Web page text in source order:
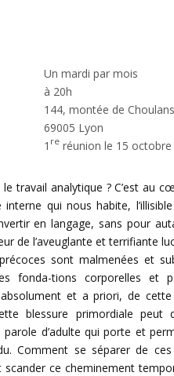
Un mardi par mois
à 20h
144, montée de Choulans
69005 Lyon
1 reréunion le 15 octobre​
travail analytique ? C’est au
qui nous habite,
en langage, sans pour
de l’aveuglante et terrifiante
sont malmenées et
fonda-tions corporelles et
et a priori, de
blessure primordiale peut
parole d’adulte qui porte et
Comment se séparer de
ce cheminement